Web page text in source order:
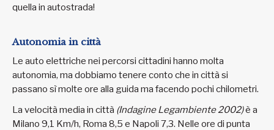
quella in autostrada!
Autonomia in città
Le auto elettriche nei percorsi cittadini hanno molta
autonomia, ma dobbiamo tenere conto che in città si
passano sì molte ore alla guida ma facendo pochi chilometri.
La velocità media in città (Indagine Legambiente 2002)è a
Milano 9,1 Km/h, Roma 8,5 e Napoli 7,3. Nelle ore di punta